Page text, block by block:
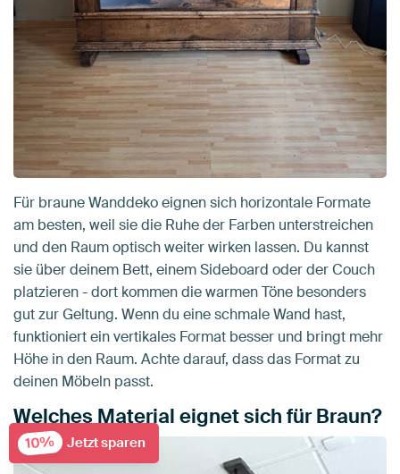
Für braune Wanddeko eignen sich horizontale Formate
am besten, weil sie die Ruhe der Farben unterstreichen
und den Raum optisch weiter wirken lassen. Du kannst
sie über deinem Bett, einem Sideboard oder der Couch
platzieren - dort kommen die warmen Töne besonders
gut zur Geltung. Wenn du eine schmale Wand hast,
funktioniert ein vertikales Format besser und bringt mehr
Höhe in den Raum. Achte darauf, dass das Format zu
deinen Möbeln passt.
Welches Material eignet sich für Braun?
10% Jetzt sparen